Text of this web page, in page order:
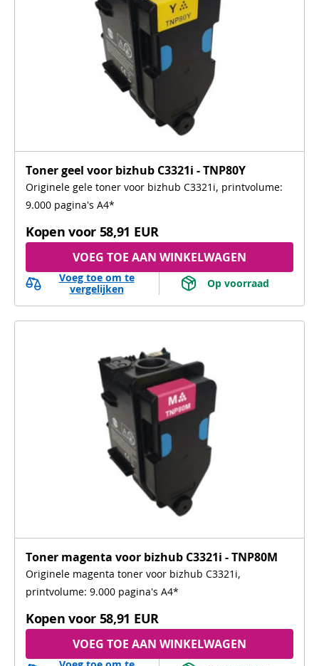
Toner geel voor bizhub C3321i - TNP80Y
Originele gele toner voor bizhub C3321i, printvolume:
9.000 pagina's A4*
Kopen voor 58,91 EUR
VOEG TOE AAN WINKELWAGEN
Voeg toe om te
vergelijken
Op voorraad
Toner magenta voor bizhub C3321i - TNP80M
Originele magenta toner voor bizhub C3321i,
printvolume: 9.000 pagina's A4*
Kopen voor 58,91 EUR
VOEG TOE AAN WINKELWAGEN